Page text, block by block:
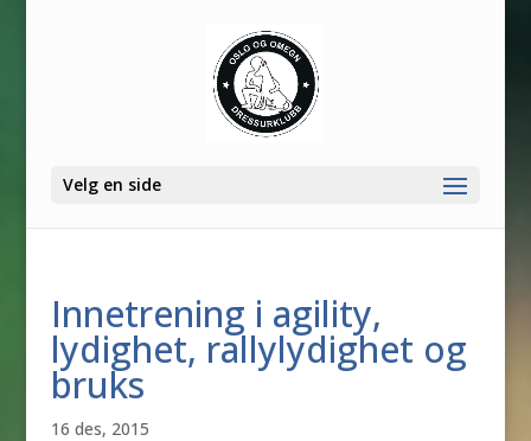
Velg en side
Innetrening i agility,
lydighet, rallylydighet og
bruks
16 des, 2015